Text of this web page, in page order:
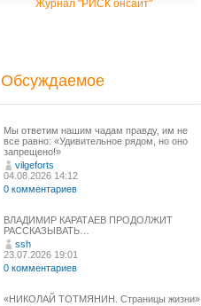
Журнал "РИСК онсайт"
Обсуждаемое
Мы ответим нашим чадам правду, им не
все равно: «Удивительное рядом, но оно
запрещено!»
vilgeforts
04.08.2026 14:12
0 комментариев
ВЛАДИМИР КАРАТАЕВ ПРОДОЛЖИТ
РАССКАЗЫВАТЬ…
ssh
23.07.2026 19:01
0 комментариев
«НИКОЛАЙ ТОТМЯНИН. Страницы жизни»